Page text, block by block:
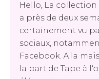
Hello, La collection
a près de deux
certainement vu
sociaux,
Facebook. A la
la part de Tape à